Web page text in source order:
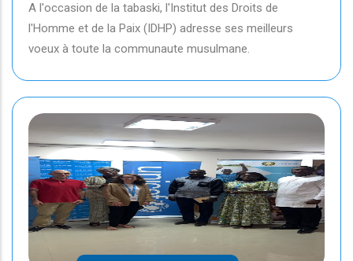
A l'occasion de la tabaski, l'Institut des Droits de
l'Homme et de la Paix (IDHP) adresse ses meilleurs
voeux à toute la communaute musulmane.